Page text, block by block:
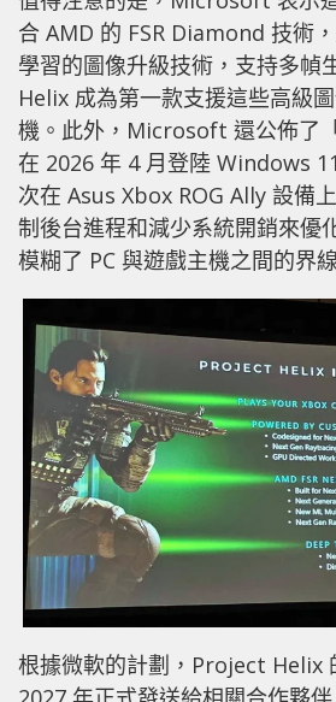
合 AMD 的 FSR Diamond 技術
學習的圖像升級技術，支持多幀
Helix 成為第一款支援這些高級
機。此外，Microsoft 還公佈了
在 2026 年 4 月登陸 Windows
次在 Asus Xbox ROG Ally 設備
制後台進程和減少系統開銷來優
模糊了 PC 與遊戲主機之間的界
根據微軟的計劃，Project Helix